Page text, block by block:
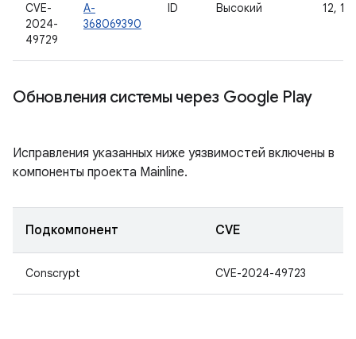
CVE-
2024-
49729
A-
368069390
ID Высокий 12,
Обновления системы через Google Play
Исправления указанных ниже уязвимостей включены в
компоненты проекта Mainline.
Подкомпонент CVE
Conscrypt CVE-2024-49723